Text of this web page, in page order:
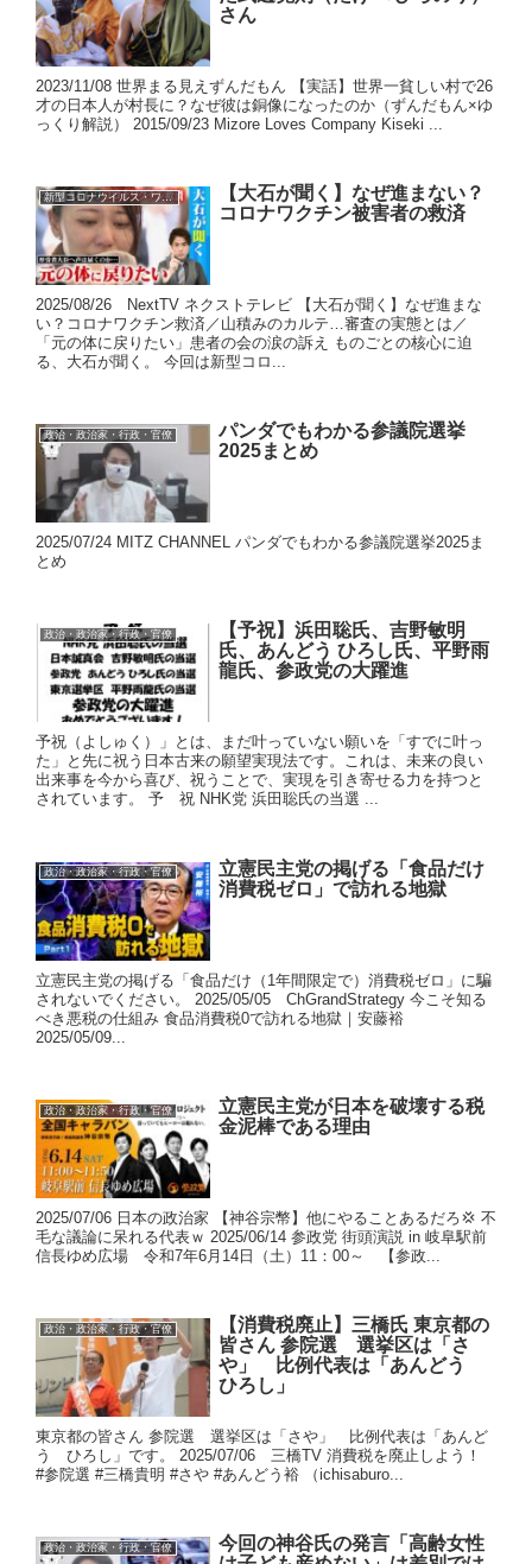
さん
2023/11/08 世界まる見えずんだもん 【実話】世界一貧しい村で26
才の日本人が村長に？なぜ彼は銅像になったのか（ずんだもん×ゆ
っくり解説） 2015/09/23 Mizore Loves Company Kiseki ...
新型コロナウイルス・ワクチン
【大石が聞く】なぜ進まない？
コロナワクチン被害者の救済
2025/08/26 NextTV ネクストテレビ 【大石が聞く】なぜ進まな
い？コロナワクチン救済／山積みのカルテ…審査の実態とは／
「元の体に戻りたい」患者の会の涙の訴え ものごとの核心に迫
る、大石が聞く。 今回は新型コロ...
政治・政治家・行政・官僚
パンダでもわかる参議院選挙
2025まとめ
2025/07/24 MITZ CHANNEL パンダでもわかる参議院選挙2025ま
とめ
政治・政治家・行政・官僚
【予祝】浜田聡氏、吉野敏明
氏、あんどう ひろし氏、平野雨
龍氏、参政党の大躍進
予祝（よしゅく）」とは、まだ叶っていない願いを「すでに叶っ
た」と先に祝う日本古来の願望実現法です。これは、未来の良い
出来事を今から喜び、祝うことで、実現を引き寄せる力を持つと
されています。 予 祝 NHK党 浜田聡氏の当選 ...
政治・政治家・行政・官僚
立憲民主党の掲げる「食品だけ
消費税ゼロ」で訪れる地獄
立憲民主党の掲げる「食品だけ（1年間限定で）消費税ゼロ」に騙
されないでください。 2025/05/05 ChGrandStrategy 今こそ知る
べき悪税の仕組み 食品消費税0で訪れる地獄｜安藤裕
2025/05/09...
政治・政治家・行政・官僚
立憲民主党が日本を破壊する税
金泥棒である理由
2025/07/06 日本の政治家 【神谷宗幣】他にやることあるだろ💢 不
毛な議論に呆れる代表ｗ 2025/06/14 参政党 街頭演説 in 岐阜駅前
信長ゆめ広場 令和7年6月14日（土）11：00～ 【参政...
政治・政治家・行政・官僚
【消費税廃止】三橋氏 東京都の
皆さん 参院選 選挙区は「さ
や」 比例代表は「あんどう
ひろし」
東京都の皆さん 参院選 選挙区は「さや」 比例代表は「あんど
う ひろし」です。 2025/07/06 三橋TV 消費税を廃止しよう！
#参院選 #三橋貴明 #さや #あんどう裕 （ichisaburo...
政治・政治家・行政・官僚
今回の神谷氏の発言「高齢女性